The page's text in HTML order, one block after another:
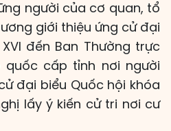
người của cơ quan, tổ
giới thiệu ứng cử đại
đến Ban Thường trực
quốc cấp tỉnh nơi người
đại biểu Quốc hội khóa
lấy ý kiến cử tri nơi cư